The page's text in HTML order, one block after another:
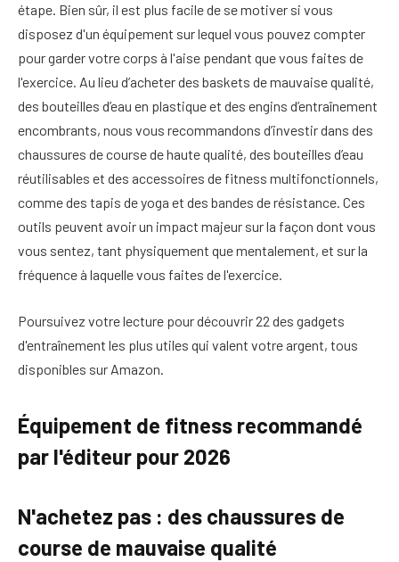
étape. Bien sûr, il est plus facile de se motiver si vous
disposez d'un équipement sur lequel vous pouvez compter
pour garder votre corps à l'aise pendant que vous faites de
l'exercice. Au lieu d’acheter des baskets de mauvaise qualité,
des bouteilles d’eau en plastique et des engins d’entraînement
encombrants, nous vous recommandons d’investir dans des
chaussures de course de haute qualité, des bouteilles d’eau
réutilisables et des accessoires de fitness multifonctionnels,
comme des tapis de yoga et des bandes de résistance. Ces
outils peuvent avoir un impact majeur sur la façon dont vous
vous sentez, tant physiquement que mentalement, et sur la
fréquence à laquelle vous faites de l'exercice.
Poursuivez votre lecture pour découvrir 22 des gadgets
d'entraînement les plus utiles qui valent votre argent, tous
disponibles sur Amazon.
Équipement de fitness recommandé
par l'éditeur pour 2026
N'achetez pas : des chaussures de
course de mauvaise qualité